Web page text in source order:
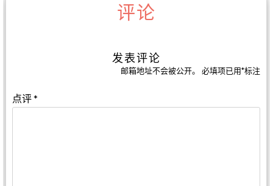
评论
发表评论
邮箱地址不会被公开。 必填项已用*标注
点评*